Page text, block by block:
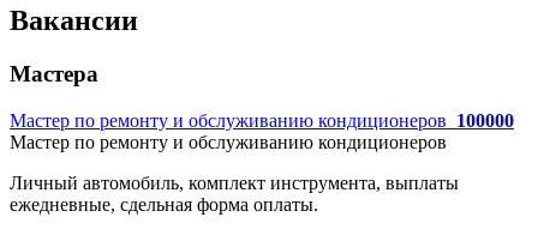
Вакансии
Мастера
Мастер по ремонту и обслуживанию кондиционеров 100000
Мастер по ремонту и обслуживанию кондиционеров
Личный автомобиль, комплект инструмента, выплаты
ежедневные, сдельная форма оплаты.